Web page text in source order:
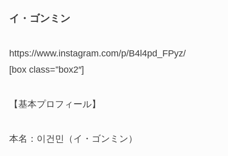
イ・ゴンミン
https://www.instagram.com/p/B4l4pd_FPyz/
[box class=”box2″]
【基本プロフィール】
本名：이건민（イ・ゴンミン）